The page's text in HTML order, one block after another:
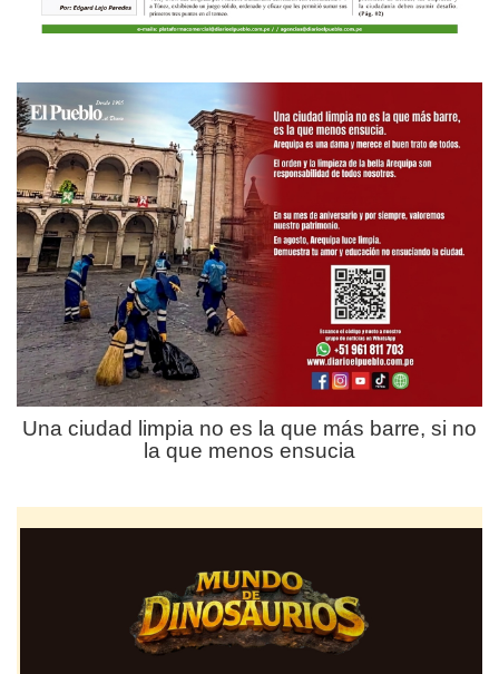
Una ciudad limpia no es la que más barre, si no
la que menos ensucia